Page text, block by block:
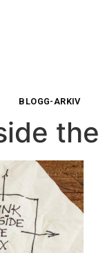
BLOGG-ARKIV